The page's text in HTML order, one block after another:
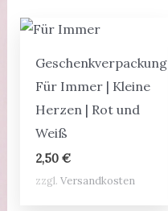
Geschenkverpackung
Für Immer | Kleine
Herzen | Rot und
Weiß
2,50 €
zzgl. Versandkosten